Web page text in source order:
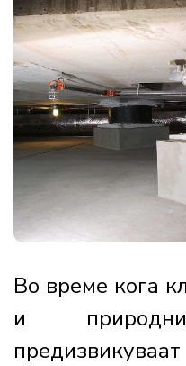
Во време кога
и